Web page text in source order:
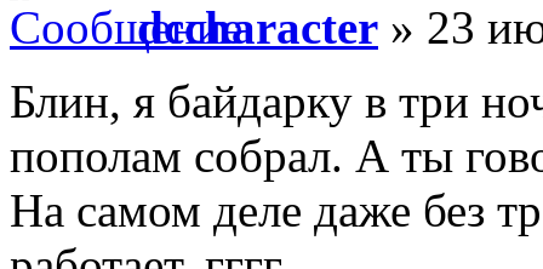
dccharacter » 23
Блин, я байдарку в три
пополам собрал. А ты
На самом деле даже без